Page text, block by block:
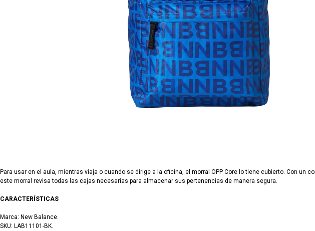
Para usar en el aula, mientras viaja o cuando se dirige a la oficina, el morral OPP Core lo tiene cubierto. Con
este morral revisa todas las cajas necesarias para almacenar sus pertenencias de manera segura.
CARACTERÍSTICAS
Marca: New Balance.
SKU: LAB11101-BK.